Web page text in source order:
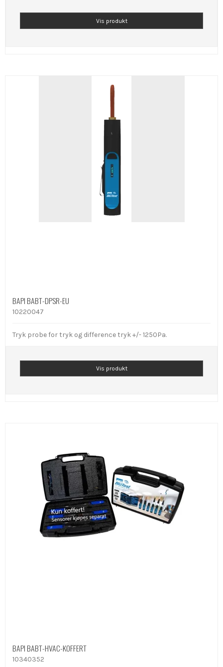
Vis produkt
BAPI BABT-DPSR-EU
10220047
Tryk probe for tryk og difference tryk +/- 1250Pa.
Vis produkt
BAPI BABT-HVAC-KOFFERT
10340352